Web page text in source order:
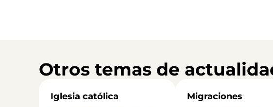
Otros temas de
Iglesia católica
Migraciones